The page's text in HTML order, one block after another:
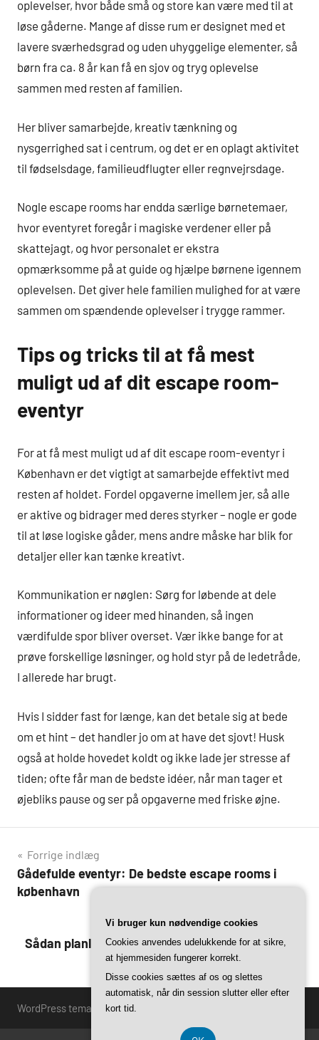
oplevelser, hvor både små og store kan være med til at
løse gåderne. Mange af disse rum er designet med et
lavere sværhedsgrad og uden uhyggelige elementer, så
børn fra ca. 8 år kan få en sjov og tryg oplevelse
sammen med resten af familien.
Her bliver samarbejde, kreativ tænkning og
nysgerrighed sat i centrum, og det er en oplagt aktivitet
til fødselsdage, familieudflugter eller regnvejrsdage.
Nogle escape rooms har endda særlige børnetemaer,
hvor eventyret foregår i magiske verdener eller på
skattejagt, og hvor personalet er ekstra
opmærksomme på at guide og hjælpe børnene igennem
oplevelsen. Det giver hele familien mulighed for at være
sammen om spændende oplevelser i trygge rammer.
Tips og tricks til at få mest
muligt ud af dit escape room-
eventyr
For at få mest muligt ud af dit escape room-eventyr i
København er det vigtigt at samarbejde effektivt med
resten af holdet. Fordel opgaverne imellem jer, så alle
er aktive og bidrager med deres styrker – nogle er gode
til at løse logiske gåder, mens andre måske har blik for
detaljer eller kan tænke kreativt.
Kommunikation er nøglen: Sørg for løbende at dele
informationer og ideer med hinanden, så ingen
værdifulde spor bliver overset. Vær ikke bange for at
prøve forskellige løsninger, og hold styr på de ledetråde,
I allerede har brugt.
Hvis I sidder fast for længe, kan det betale sig at bede
om et hint – det handler jo om at have det sjovt! Husk
også at holde hovedet koldt og ikke lade jer stresse af
tiden; ofte får man de bedste idéer, når man tager et
øjebliks pause og ser på opgaverne med friske øjne.
Indlægsnavigation
Forrige indlæg
Gådefulde eventyr: De bedste escape rooms i
københavn
Næste indlæg
Sådan planlægger du den perfekte escape game
oplevelse i københavn
WordPress tema: Harrison by ThemeZee.
Vi bruger kun nødvendige cookies
Cookies anvendes udelukkende for at sikre,
at hjemmesiden fungerer korrekt.
Disse cookies sættes af os og slettes
automatisk, når din session slutter eller efter
kort tid.